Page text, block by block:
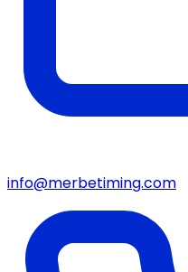
info@merbetiming.com